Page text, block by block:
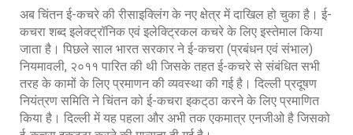
अब चिंतन ई-कचरे की रीसाइक्लिंग के नए क्षेत्र में दाखिल हो चुका है। ई-
कचरा शब्द इलेक्ट्रॉनिक एवं इलेक्ट्रिकल कचरे के लिए इस्तेमाल किया
जाता है। पिछले साल भारत सरकार ने ई-कचरा (प्रबंधन एवं संभाल)
नियमावली, २०११ पारित की थी जिसके तहत ई-कचरे से संबंधित सभी
तरह के कामों के लिए प्रमाणन की व्यवस्था की गई है। दिल्ली प्रदूषण
नियंत्रण समिति ने चिंतन को ई-कचरा इकट्‌ठा करने के लिए प्रमाणित
किया है। दिल्ली में यह पहला और अभी तक एकमात्र एनजीओ है जिसको